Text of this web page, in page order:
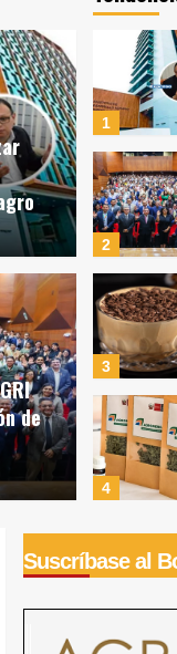
de
1
2
3
4
5
Suscríbase al